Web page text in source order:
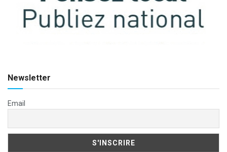
Newsletter
Email